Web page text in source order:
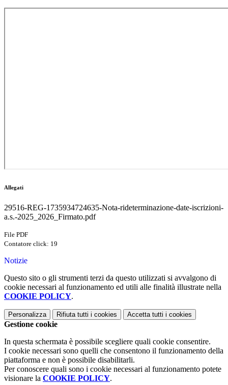
Allegati
29516-REG-1735934724635-Nota-rideterminazione-date-iscrizioni-
a.s.-2025_2026_Firmato.pdf
File PDF
Contatore click: 19
Notizie
Questo sito o gli strumenti terzi da questo utilizzati si avvalgono di
cookie necessari al funzionamento ed utili alle finalità illustrate nella
COOKIE POLICY.
Personalizza Rifiuta tutti i cookies Accetta tutti i cookies
Gestione cookie
In questa schermata è possibile scegliere quali cookie consentire.
I cookie necessari sono quelli che consentono il funzionamento della
piattaforma e non è possibile disabilitarli.
Per conoscere quali sono i cookie necessari al funzionamento potete
visionare la COOKIE POLICY.